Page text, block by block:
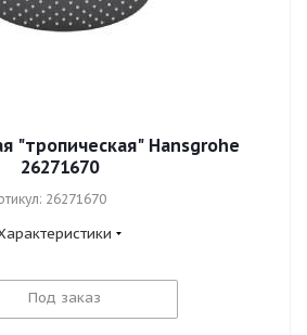
"тропическая" Hansgrohe
26271670
26271670
Под заказ